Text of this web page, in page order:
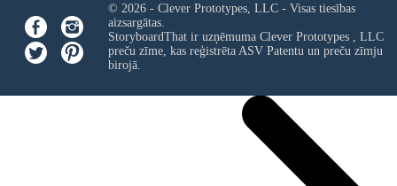
© 2026 - Clever Prototypes, LLC - Visas tiesības
aizsargātas.
StoryboardThat ir uzņēmuma Clever Prototypes , LLC
preču zīme, kas reģistrēta ASV Patentu un preču zīmju
birojā.